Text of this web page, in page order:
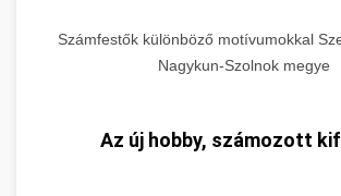
Számfestők különböző motívumokkal
Nagykun-Szolnok megye
Az új hobby, számozott